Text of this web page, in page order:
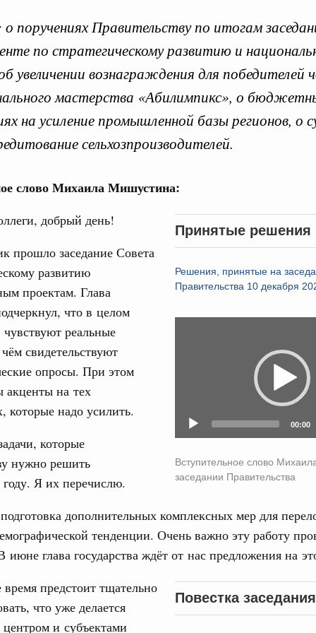
о поручениях Правительству по итогам
по стратегическому развитию и
увеличении вознаграждения для победителей
мастерства «Абилимпикс», о
на усиление промышленной базы регионов, о
сельхозпроизводителей.
слово Михаила Мишустина:
Принятые решения
Решения, принятые на
Правительства 10 декабря
00:00
Вступительное слово
заседании Правительства
добрый день!
прошло заседание Совета
развитию
проектам. Глава
что в целом
реальные
свидетельствуют
опросы. При этом
акценты на тех
которые надо усилить.
которые
нужно решить
Я их перечислю.
дополнительных комплексных мер для
тенденции. Очень важно эту работу
июне глава государства ждёт от нас предложения на
Повестка заседания
предстоит тщательно
что уже делается
и субъектами
пятница
комиссии Всероссийского конкурса лучших
поздравили российскую сборную с
по искусственному интеллекту
область
Межбюджетные отношения
инфраструктуры построили и
кредитам
госпрограмм повысит эффективность
завершил строительство и реконструкцию
правкомиссии по ликвидации последствий
проливе
по числу заявлений от абитуриентов
«Профессионалитет»
3
10
17
С
Для
сервисом
период